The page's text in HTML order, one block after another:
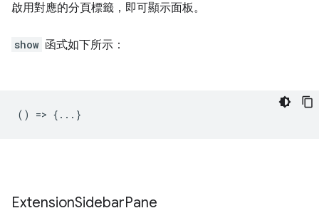
啟用對應的分頁標籤，即可顯示面板。
show 函式如下所示：
() => {...}
ExtensionSidebarPane